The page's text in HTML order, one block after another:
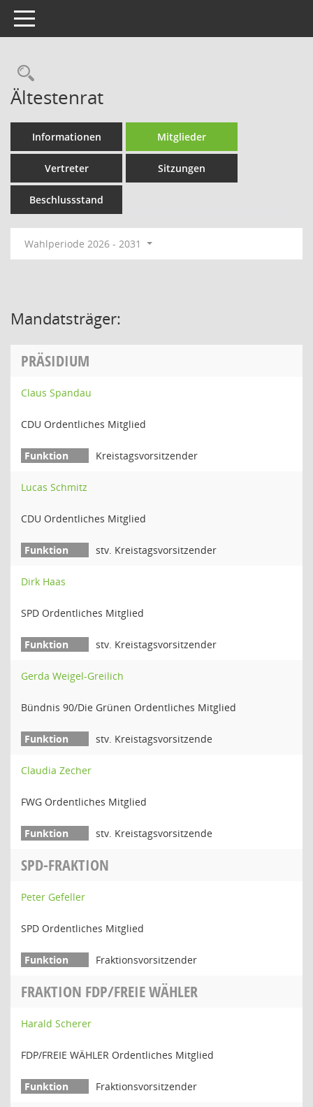
Toggle navigation
Rechercheauswahl
Ältestenrat
Informationen Mitglieder
Vertreter Sitzungen
Beschlussstand
Wahlperiode 2026 - 2031
Mandatsträger:
PRÄSIDIUM
Claus Spandau
CDU Ordentliches Mitglied
Kreistagsvorsitzender
Lucas Schmitz
CDU Ordentliches Mitglied
stv. Kreistagsvorsitzender
Dirk Haas
SPD Ordentliches Mitglied
stv. Kreistagsvorsitzender
Gerda Weigel-Greilich
Bündnis 90/Die Grünen Ordentliches Mitglied
stv. Kreistagsvorsitzende
Claudia Zecher
FWG Ordentliches Mitglied
stv. Kreistagsvorsitzende
SPD-FRAKTION
Peter Gefeller
SPD Ordentliches Mitglied
Fraktionsvorsitzender
FRAKTION FDP/FREIE WÄHLER
Harald Scherer
FDP/FREIE WÄHLER Ordentliches Mitglied
Fraktionsvorsitzender